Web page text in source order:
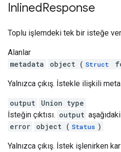
InlinedResponse
Toplu işlemdeki tek bir isteğe
Alanlar
metadata
object ( Struct
Yalnızca çıkış. İstekle ilişkili
output
Union type
İsteğin çıktısı. output
error
object ( Status )
Yalnızca çıkış. İstek işlenirken